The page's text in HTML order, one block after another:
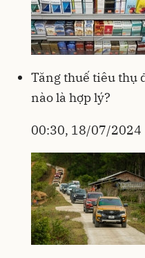
Tăng thuế tiêu thụ
nào là hợp lý?
00:30, 18/07/2024